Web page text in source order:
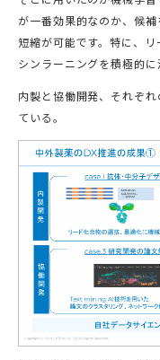
が一番効果的なのか、候
短縮が可能です。特に、
シンラーニングを積極的に
内製と協働開発、それぞ
ている。